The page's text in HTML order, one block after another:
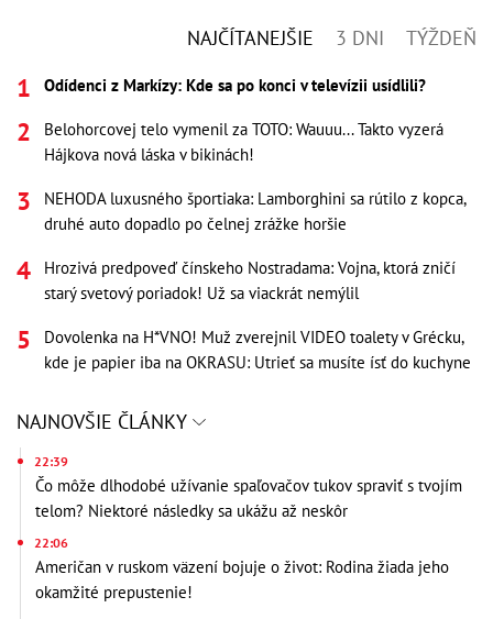
NAJČÍTANEJŠIE 3 DNI TÝŽDEŇ
Odídenci z Markízy: Kde sa po konci v televízii usídlili?
Belohorcovej telo vymenil za TOTO: Wauuu... Takto vyzerá
Hájkova nová láska v bikinách!
NEHODA luxusného športiaka: Lamborghini sa rútilo z kopca,
druhé auto dopadlo po čelnej zrážke horšie
Hrozivá predpoveď čínskeho Nostradama: Vojna, ktorá zničí
starý svetový poriadok! Už sa viackrát nemýlil
Dovolenka na H*VNO! Muž zverejnil VIDEO toalety v Grécku,
kde je papier iba na OKRASU: Utrieť sa musíte ísť do kuchyne
NAJNOVŠIE ČLÁNKY
22:39
Čo môže dlhodobé užívanie spaľovačov tukov spraviť s tvojím
telom? Niektoré následky sa ukážu až neskôr
22:06
Američan v ruskom väzení bojuje o život: Rodina žiada jeho
okamžité prepustenie!